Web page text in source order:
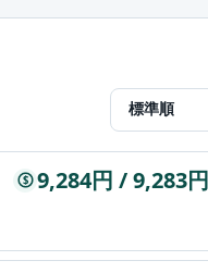
$ 9,284円 / 9,283